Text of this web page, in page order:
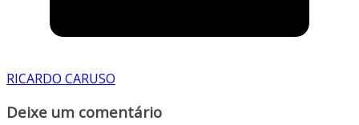
RICARDO CARUSO
Deixe um comentário